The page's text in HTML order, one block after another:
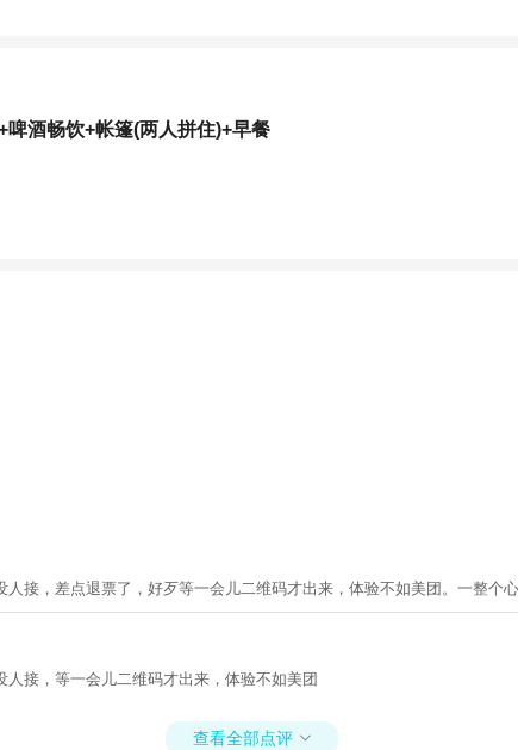
酒畅饮+帐篷(两人拼住)+早餐
接，差点退票了，好歹等一会儿二维码才出来，体验不如美团。一整个心
接，等一会儿二维码才出来，体验不如美团
查看全部点评 